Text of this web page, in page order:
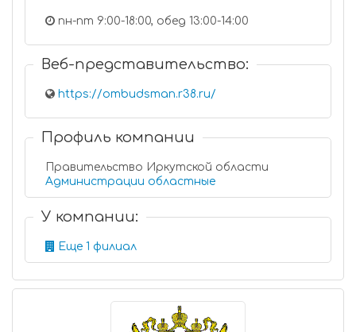
пн-пт 9:00-18:00, обед 13:00-14:00
Веб-представительство:
https://ombudsman.r38.ru/
Профиль компании
Правительство Иркутской области
Администрации областные
У компании:
Еще 1 филиал